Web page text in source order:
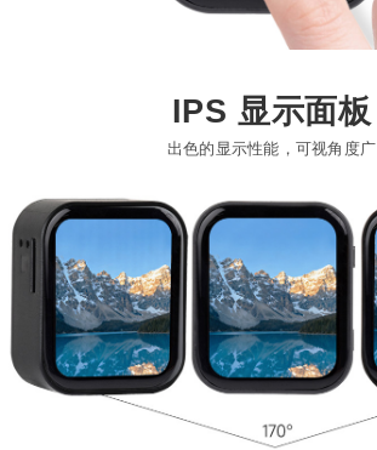
IPS 显示面板
出色的显示性能，可视角度广